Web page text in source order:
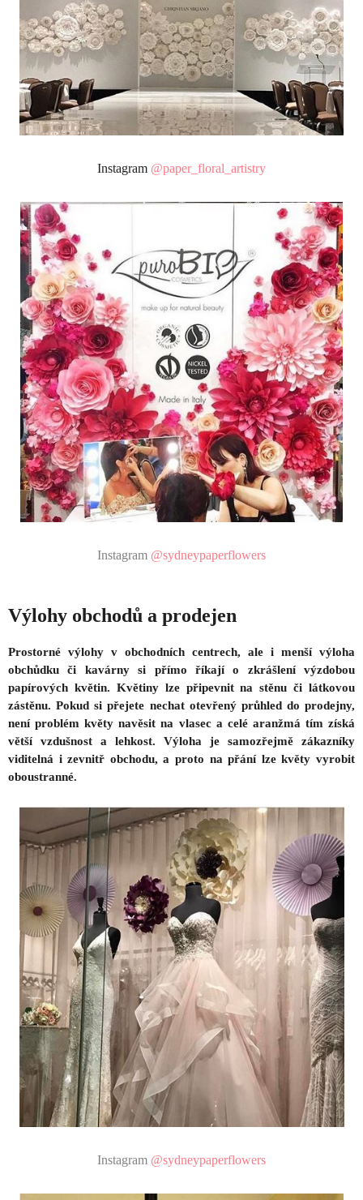
Instagram @paper_floral_artistry
Instagram @sydneypaperflowers
Výlohy obchodů a prodejen
Prostorné výlohy v obchodních centrech, ale i menší výloha
obchůdku či kavárny si přímo říkají o zkrášlení výzdobou
papírových květin. Květiny lze připevnit na stěnu či látkovou
zástěnu. Pokud si přejete nechat otevřený průhled do prodejny,
není problém květy navěsit na vlasec a celé aranžmá tím získá
větší vzdušnost a lehkost. Výloha je samozřejmě zákazníky
viditelná i zevnitř obchodu, a proto na přání lze květy vyrobit
oboustranné.
Instagram @sydneypaperflowers